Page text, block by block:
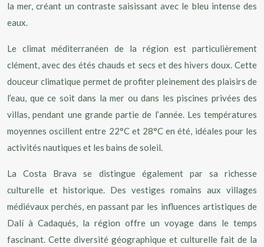
la mer, créant un contraste saisissant avec le bleu intense des
eaux.
Le climat méditerranéen de la région est particulièrement
clément, avec des étés chauds et secs et des hivers doux. Cette
douceur climatique permet de profiter pleinement des plaisirs de
l’eau, que ce soit dans la mer ou dans les piscines privées des
villas, pendant une grande partie de l’année. Les températures
moyennes oscillent entre 22°C et 28°C en été, idéales pour les
activités nautiques et les bains de soleil.
La Costa Brava se distingue également par sa richesse
culturelle et historique. Des vestiges romains aux villages
médiévaux perchés, en passant par les influences artistiques de
Dalí à Cadaqués, la région offre un voyage dans le temps
fascinant. Cette diversité géographique et culturelle fait de la